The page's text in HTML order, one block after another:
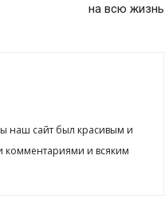
на всю жизнь
наш сайт был красивым и
комментариями и всяким